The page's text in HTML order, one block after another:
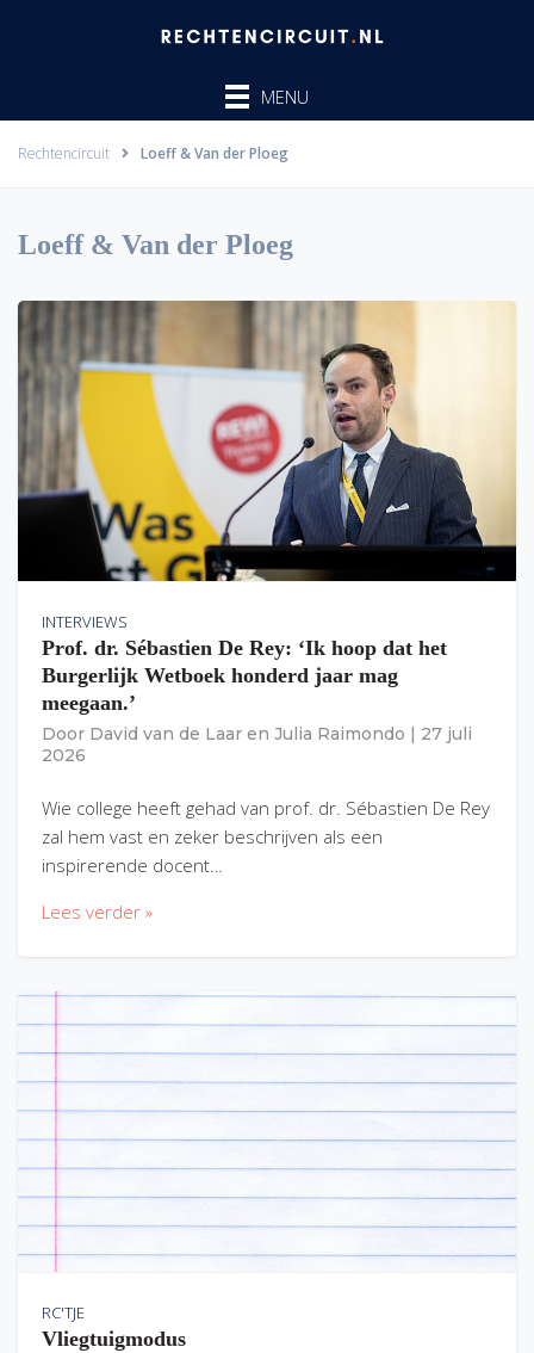
MENU
Rechtencircuit Loeff & Van der Ploeg
Loeff & Van der Ploeg
INTERVIEWS
Prof. dr. Sébastien De Rey: ‘Ik hoop dat het
Burgerlijk Wetboek honderd jaar mag
meegaan.’
Door David van de Laar en Julia Raimondo
27 juli
2026
Wie college heeft gehad van prof. dr. Sébastien De Rey
zal hem vast en zeker beschrijven als een
inspirerende docent…
Lees verder »
RC'TJE
Vliegtuigmodus